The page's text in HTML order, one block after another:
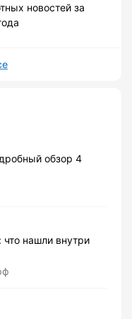
новостей за
обзор 4
нашли внутри